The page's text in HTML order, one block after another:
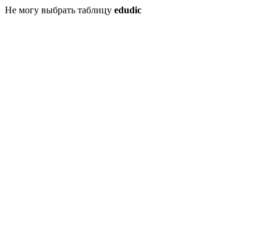
Не могу выбрать таблицу edudic